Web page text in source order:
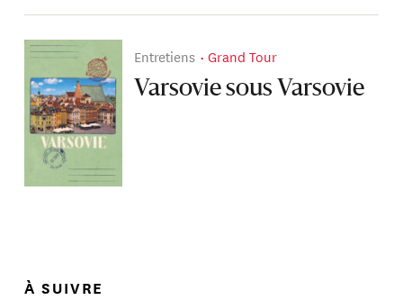
Entretiens Grand Tour
Varsovie sous Varsovie
À SUIVRE